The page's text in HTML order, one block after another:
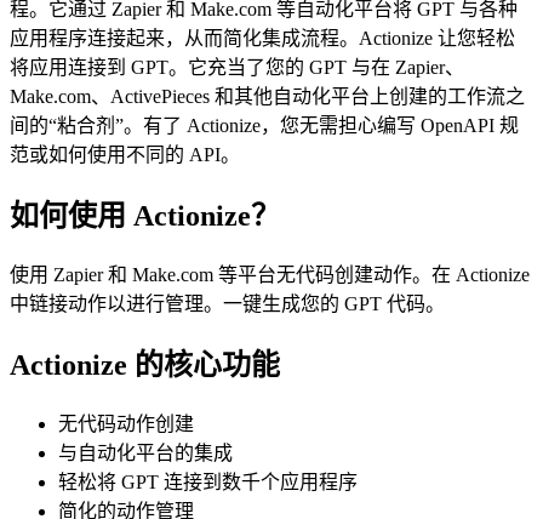
程。它通过 Zapier 和 Make.com 等自动化平台将 GPT 与各种
应用程序连接起来，从而简化集成流程。Actionize 让您轻松
将应用连接到 GPT。它充当了您的 GPT 与在 Zapier、
Make.com、ActivePieces 和其他自动化平台上创建的工作流之
间的“粘合剂”。有了 Actionize，您无需担心编写 OpenAPI 规
范或如何使用不同的 API。
如何使用 Actionize？
使用 Zapier 和 Make.com 等平台无代码创建动作。在 Actionize
中链接动作以进行管理。一键生成您的 GPT 代码。
Actionize 的核心功能
无代码动作创建
与自动化平台的集成
轻松将 GPT 连接到数千个应用程序
简化的动作管理